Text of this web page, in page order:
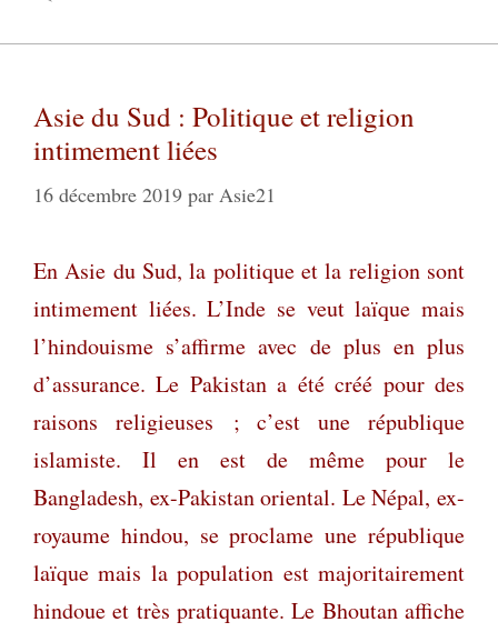
Asie du Sud : Politique et religion
intimement liées
16 décembre 2019 par Asie21
En Asie du Sud, la politique et la religion sont
intimement liées. L’Inde se veut laïque mais
l’hindouisme s’affirme avec de plus en plus
d’assurance. Le Pakistan a été créé pour des
raisons religieuses ; c’est une république
islamiste. Il en est de même pour le
Bangladesh, ex-Pakistan oriental. Le Népal, ex-
royaume hindou, se proclame une république
laïque mais la population est majoritairement
hindoue et très pratiquante. Le Bhoutan affiche